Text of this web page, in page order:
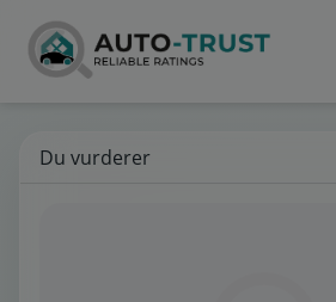
Du vurderer